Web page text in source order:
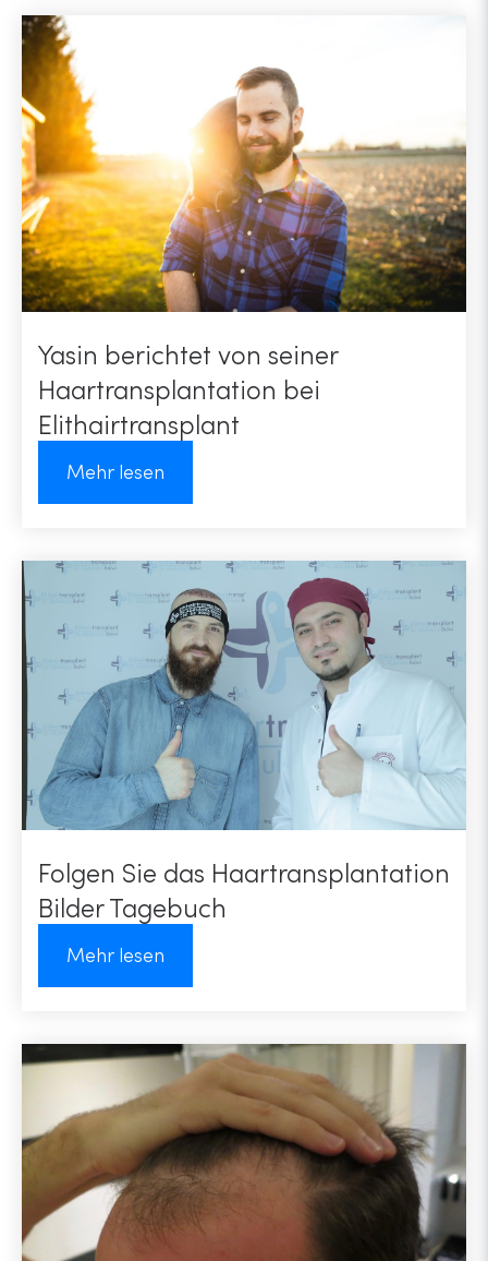
Yasin berichtet von seiner
Haartransplantation bei
Elithairtransplant
Mehr lesen
Folgen Sie das Haartransplantation
Bilder Tagebuch
Mehr lesen